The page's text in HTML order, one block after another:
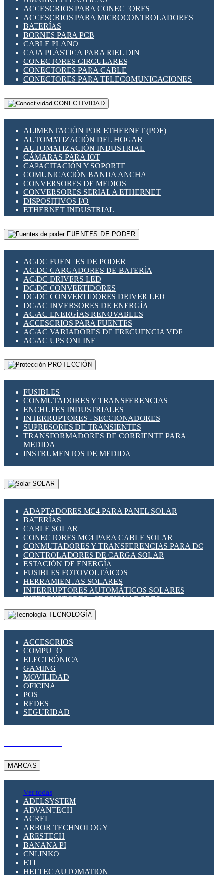
INDICADORES PARA PANEL
INTERFACES DE RELÉ
INTERRUPTORES FIN DE CARRERA
LLAVES CONMUTADORAS
MEDIDORES DE ENERGÍA Y TC'S DE CORRIENTE
MOTORES PASO A PASO
PANTALLAS HMI
PLC -CONTROLADORES LÓGICO PROGRAMABLES
PROGRAMADORES DE HORARIO
RELÉS DE PROTECCIÓN
SENSORES CAPACITIVOS
SENSORES INDUCTIVOS
TEMPORIZADORES
VARIACS
VARIADORES DE FRECUENCIA [VDF]
SECCIONADORES - INTERRUPTORES
MAQUINARIA
ACCESORIOS PARA CONECTORES
ACCESORIOS PARA MICROCONTROLADORES
BATERÍAS
BORNES PARA PCB
CABLE PLANO
CAJA PLÁSTICA PARA RIEL DIN
CONECTORES CIRCULARES
CONECTORES PARA CABLE
CONECTORES PARA TELECOMUNICACIONES
CONECTORES CABLE A PCB
CONECTORES PCB A CABLE
DIP SWITCHES
HERRAMIENTAS VARIAS
ILUMINACIÓN LED
INTERRUPTORES REED
INTERFACES DE RELÉ
OTROS RELÉS
PROTECCIÓN TÉRMICA
RELÉS AUTOMOTRICES
RELÉS DE SEÑAL
RELÉS DE ESTADO SÓLIDO SSR
RELÉS INDUSTRIALES
RELÉS MINIATURA DE POTENCIA
SENSORES MAGNÉTICOS
SWITCH Y MICROSWITCH
TARJETAS PI
UNIÓN Y DERIVACIÓN DE CABLE
CONECTIVIDAD
ALIMENTACIÓN POR ETHERNET (POE)
AUTOMATIZACIÓN DEL HOGAR
AUTOMATIZACIÓN INDUSTRIAL
CÁMARAS PARA IOT
CAPACITACIÓN Y SOPORTE
COMUNICACIÓN BANDA ANCHA
CONVERSORES DE MEDIOS
CONVERSORES SERIAL A ETHERNET
DISPOSITIVOS I/O
ETHERNET INDUSTRIAL
EXTENSOR ETHERNET SOBRE CABLE COBRE
GATEWAY LORAWAN
GESTIÓN DE REDES
PLACAS MODULARES IOT
SWITCHES Y REDES WIFI
SOLUCIONES IOT
SOLUCIONES LORAWAN
SOLUCIONES RED CELULAR
SEGURIDAD PARA REDES
SWITCHES LAN
TELEFONÍA IP (VOIP)
VIGILANCIA IP (CCTV)
MESHTASTIC
FUENTES DE PODER
AC/DC FUENTES DE PODER
AC/DC CARGADORES DE BATERÍA
AC/DC DRIVERS LED
DC/DC CONVERTIDORES
DC/DC CONVERTIDORES DRIVER LED
DC/AC INVERSORES DE ENERGÍA
AC/AC ENERGÍAS RENOVABLES
ACCESORIOS PARA FUENTES
AC/AC VARIADORES DE FRECUENCIA VDF
AC/AC UPS ONLINE
PROTECCIÓN
FUSIBLES
CONMUTADORES Y TRANSFERENCIAS
ENCHUFES INDUSTRIALES
INTERRUPTORES - SECCIONADORES
SUPRESORES DE TRANSIENTES
TRANSFORMADORES DE CORRIENTE PARA
MEDIDA
INSTRUMENTOS DE MEDIDA
SOLAR
ADAPTADORES MC4 PARA PANEL SOLAR
BATERÍAS
CABLE SOLAR
CONECTORES MC4 PARA CABLE SOLAR
CONMUTADORES Y TRANSFERENCIAS PARA DC
CONTROLADORES DE CARGA SOLAR
ESTACIÓN DE ENERGÍA
FUSIBLES FOTOVOLTÁICOS
HERRAMIENTAS SOLARES
INTERRUPTORES AUTOMÁTICOS SOLARES
INTERRUPTORES - SECCIONADORES
FOTOVOLTÁICOS
MONTAJE PANEL SOLAR
SUPRESOR DE TRANSIENTES SPDS PARA
APLICACIONES FOTOVOLTAICAS
TECNOLOGÍA
ACCESORIOS
COMPUTO
ELECTRÓNICA
GAMING
MOVILIDAD
OFICINA
POS
REDES
SEGURIDAD
MARCAS
Ver todas
ADELSYSTEM
ADVANTECH
ACREL
ARBOR TECHNOLOGY
ARESTECH
BANANA PI
CNLINKO
ETI
HELTEC AUTOMATION